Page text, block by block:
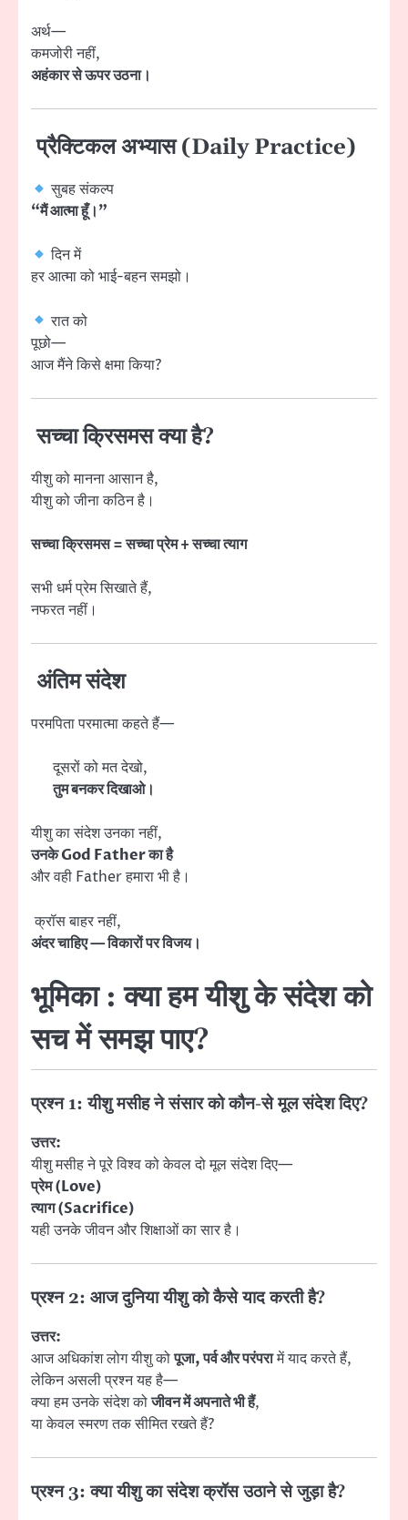
अर्थ—
कमजोरी नहीं,
अहंकार से ऊपर उठना।
प्रैक्टिकल अभ्यास (Daily Practice)
सुबह संकल्प
“मैं आत्मा हूँ।”
दिन में
हर आत्मा को भाई-बहन समझो।
रात को
पूछो—
आज मैंने किसे क्षमा किया?
सच्चा क्रिसमस क्या है?
यीशु को मानना आसान है,
यीशु को जीना कठिन है।
सच्चा क्रिसमस = सच्चा प्रेम + सच्चा त्याग
सभी धर्म प्रेम सिखाते हैं,
नफरत नहीं।
अंतिम संदेश
परमपिता परमात्मा कहते हैं—
दूसरों को मत देखो,
तुम बनकर दिखाओ।
यीशु का संदेश उनका नहीं,
उनके God Father का है
और वही Father हमारा भी है।
क्रॉस बाहर नहीं,
अंदर चाहिए — विकारों पर विजय।
भूमिका : क्या हम यीशु के संदेश को
सच में समझ पाए?
प्रश्न 1: यीशु मसीह ने संसार को कौन-से मूल संदेश दिए?
उत्तर:
यीशु मसीह ने पूरे विश्व को केवल दो मूल संदेश दिए—
प्रेम (Love)
त्याग (Sacrifice)
यही उनके जीवन और शिक्षाओं का सार है।
प्रश्न 2: आज दुनिया यीशु को कैसे याद करती है?
उत्तर:
आज अधिकांश लोग यीशु कोपूजा, पर्व और परंपरामें याद करते हैं,
लेकिन असली प्रश्न यह है—
क्या हम उनके संदेश कोजीवन में अपनाते भी हैं,
या केवल स्मरण तक सीमित रखते हैं?
प्रश्न 3: क्या यीशु का संदेश क्रॉस उठाने से जुड़ा है?